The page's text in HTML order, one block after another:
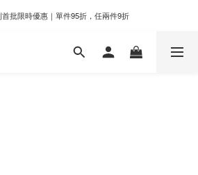
批限時優惠｜單件95折，任兩件9折
批限時優惠｜單件95折，任兩件9折
千即享好運香氛加購價格＄399